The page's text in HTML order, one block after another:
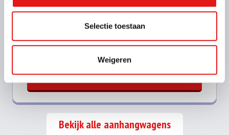
Selectie toestaan
Weigeren
dit tarief alleen voor To Go locaties)
Kies deze bak
Bekijk alle aanhangwagens